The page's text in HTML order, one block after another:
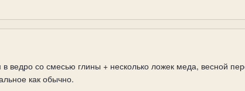
ведро со смесью глины + несколько ложек меда, весной
как обычно.